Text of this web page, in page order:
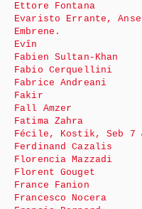
Ettore Fontana
Evaristo Errante,
Embrene.
Evîn
Fabien Sultan-Khan
Fabio Cerquellini
Fabrice Andreani
Fakir
Fall Amzer
Fatima Zahra
Fécile, Kostik, Seb 7
Ferdinand Cazalis
Florencia Mazzadi
Florent Gouget
France Fanion
Francesco Nocera